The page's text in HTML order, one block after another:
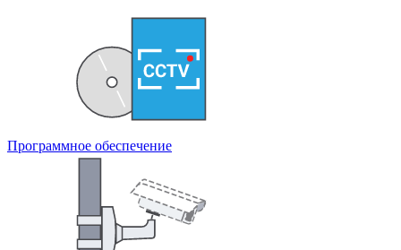
Программное обеспечение